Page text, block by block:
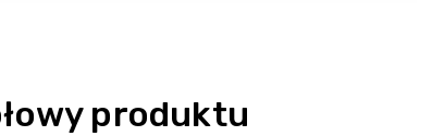
produktu